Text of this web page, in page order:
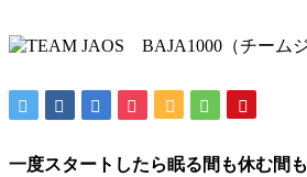
一度スタートしたら眠る間も休む間